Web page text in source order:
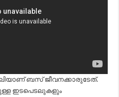
ബസ് ജീവനക്കാരുടേത്.
ഇടപെടലുകളും